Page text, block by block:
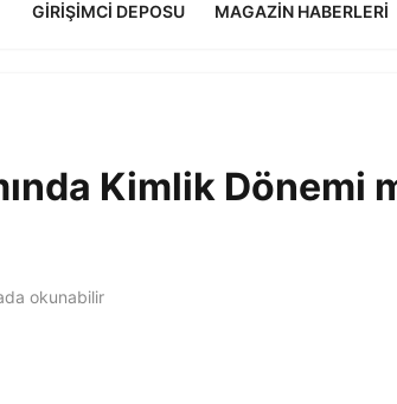
GIRIŞIMCI DEPOSU MAGAZIN HABERLERI
Kimlik Dönemi
okunabilir